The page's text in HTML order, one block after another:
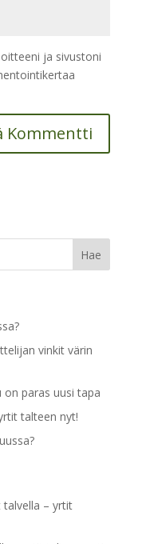
ja sivustoni
vinkit värin
on paras uusi tapa
talteen nyt!
– yrtit